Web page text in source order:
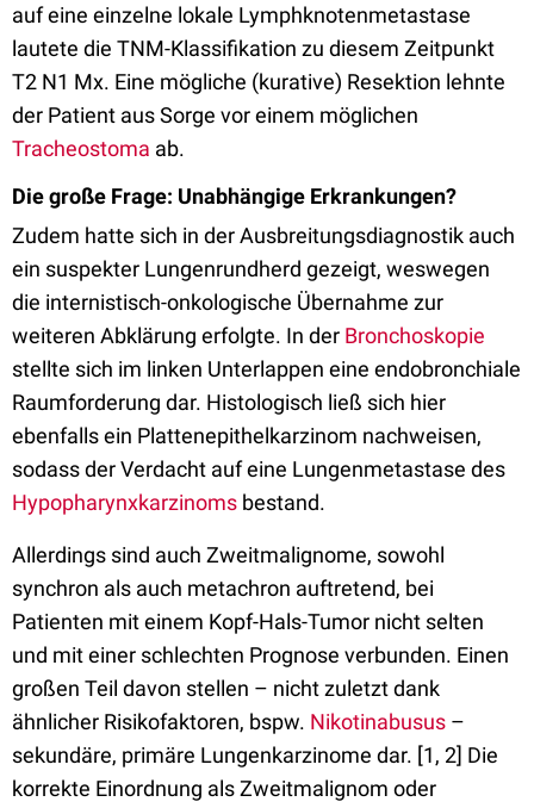
auf eine einzelne lokale Lymphknotenmetastase
lautete die TNM-Klassifikation zu diesem Zeitpunkt
T2 N1 Mx. Eine mögliche (kurative) Resektion lehnte
der Patient aus Sorge vor einem möglichen
Tracheostoma ab.
Die große Frage: Unabhängige Erkrankungen?
Zudem hatte sich in der Ausbreitungsdiagnostik auch
ein suspekter Lungenrundherd gezeigt, weswegen
die internistisch-onkologische Übernahme zur
weiteren Abklärung erfolgte. In der Bronchoskopie
stellte sich im linken Unterlappen eine endobronchiale
Raumforderung dar. Histologisch ließ sich hier
ebenfalls ein Plattenepithelkarzinom nachweisen,
sodass der Verdacht auf eine Lungenmetastase des
Hypopharynxkarzinoms bestand.
Allerdings sind auch Zweitmalignome, sowohl
synchron als auch metachron auftretend, bei
Patienten mit einem Kopf-Hals-Tumor nicht selten
und mit einer schlechten Prognose verbunden. Einen
großen Teil davon stellen – nicht zuletzt dank
ähnlicher Risikofaktoren, bspw. Nikotinabusus –
sekundäre, primäre Lungenkarzinome dar. [1, 2] Die
korrekte Einordnung als Zweitmalignom oder